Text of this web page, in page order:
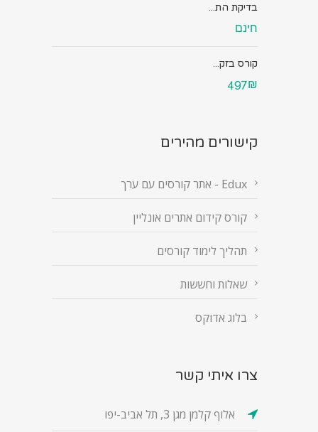
בדיקת הת...
חינם
קורס בזק...
497₪
קישורים מהירים
Edux - אתר קורסים עם ערך
קורס קידום אתרים אונליין
תהליך לימוד קורסים
שאלות וחששות
בלוג אדוקס
צרו איתי קשר
אלוף קלמן מגן 3, תל אביב-יפו